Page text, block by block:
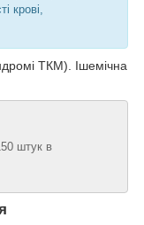
крові,
ТКМ). Ішемічна
штук в